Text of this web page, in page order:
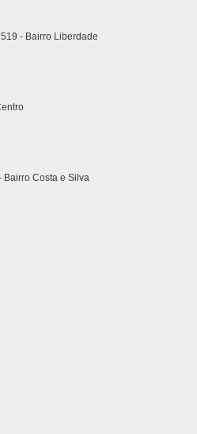
- Bairro Liberdade
Bairro Costa e Silva